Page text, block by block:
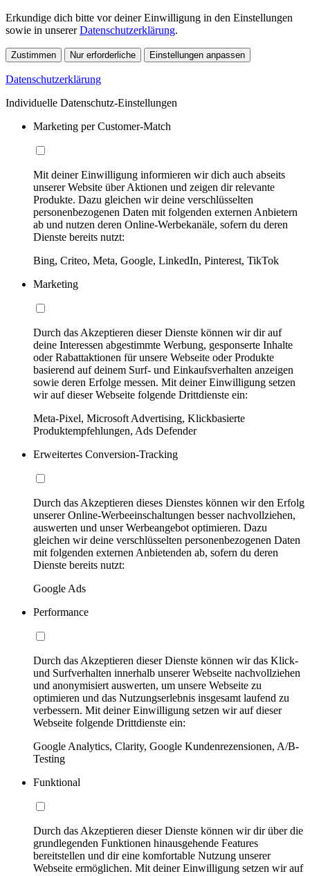
Erkundige dich bitte vor deiner Einwilligung in den Einstellungen
sowie in unsererDatenschutzerklärung.
Zustimmen Nur erforderliche Einstellungen anpassen
Datenschutzerklärung
Individuelle Datenschutz-Einstellungen
Marketing per Customer-Match
Mit deiner Einwilligung informieren wir dich auch abseits
unserer Website über Aktionen und zeigen dir relevante
Produkte. Dazu gleichen wir deine verschlüsselten
personenbezogenen Daten mit folgenden externen Anbietern
ab und nutzen deren Online-Werbekanäle, sofern du deren
Dienste bereits nutzt:
Bing, Criteo, Meta, Google, LinkedIn, Pinterest, TikTok
Marketing
Durch das Akzeptieren dieser Dienste können wir dir auf
deine Interessen abgestimmte Werbung, gesponserte Inhalte
oder Rabattaktionen für unsere Webseite oder Produkte
basierend auf deinem Surf- und Einkaufsverhalten anzeigen
sowie deren Erfolge messen. Mit deiner Einwilligung setzen
wir auf dieser Webseite folgende Drittdienste ein:
Meta-Pixel, Microsoft Advertising, Klickbasierte
Produktempfehlungen, Ads Defender
Erweitertes Conversion-Tracking
Durch das Akzeptieren dieses Dienstes können wir den Erfolg
unserer Online-Werbeeinschaltungen besser nachvollziehen,
auswerten und unser Werbeangebot optimieren. Dazu
gleichen wir deine verschlüsselten personenbezogenen Daten
mit folgenden externen Anbietenden ab, sofern du deren
Dienste bereits nutzt:
Google Ads
Performance
Durch das Akzeptieren dieser Dienste können wir das Klick-
und Surfverhalten innerhalb unserer Webseite nachvollziehen
und anonymisiert auswerten, um unsere Webseite zu
optimieren und das Nutzungserlebnis insgesamt laufend zu
verbessern. Mit deiner Einwilligung setzen wir auf dieser
Webseite folgende Drittdienste ein:
Google Analytics, Clarity, Google Kundenrezensionen, A/B-
Testing
Funktional
Durch das Akzeptieren dieser Dienste können wir dir über die
grundlegenden Funktionen hinausgehende Features
bereitstellen und dir eine komfortable Nutzung unserer
Webseite ermöglichen. Mit deiner Einwilligung setzen wir auf